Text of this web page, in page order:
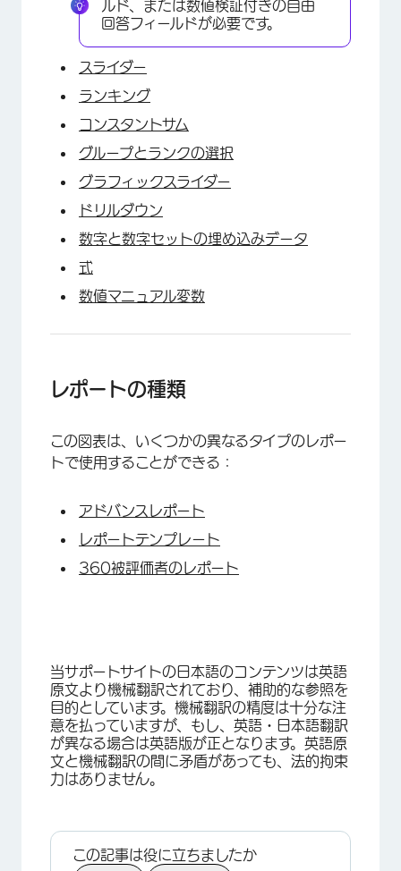
ルド、または数値検証付きの自由
回答フィールドが必要です。
スライダー
ランキング
コンスタントサム
グループとランクの選択
グラフィックスライダー
ドリルダウン
数字と数字セットの埋め込みデータ
式
数値マニュアル変数
レポートの種類
この図表は、いくつかの異なるタイプのレポー
トで使用することができる：
アドバンスレポート
レポートテンプレート
360被評価者のレポート
当サポートサイトの日本語のコンテンツは英語
原文より機械翻訳されており、補助的な参照を
目的としています。機械翻訳の精度は十分な注
意を払っていますが、もし、英語・日本語翻訳
が異なる場合は英語版が正となります。英語原
文と機械翻訳の間に矛盾があっても、法的拘束
力はありません。
この記事は役に立ちましたか